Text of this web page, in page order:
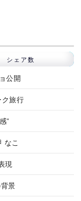
シェア数
公開
旅行
”
なこ
現
景